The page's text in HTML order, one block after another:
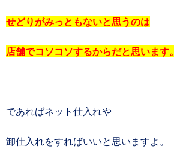
せどりがみっともないと思うのは
店舗でコソコソするからだと思います。
であればネット仕入れや
卸仕入れをすればいいと思いますよ。